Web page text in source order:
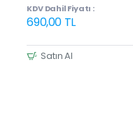
KDV Dahil Fiyatı :
690,00 TL
Satın Al